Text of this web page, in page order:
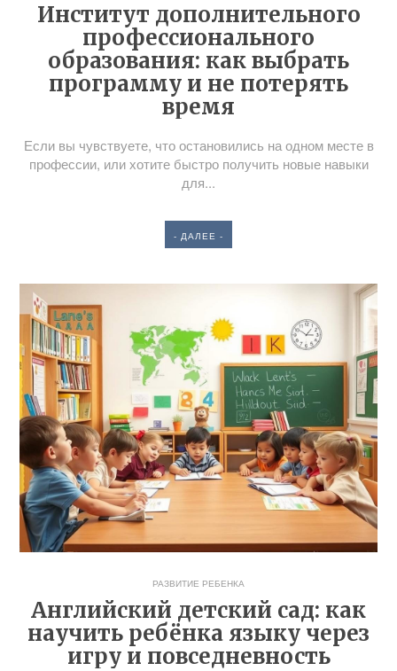
Институт дополнительного
профессионального
образования: как выбрать
программу и не потерять
время
Если вы чувствуете, что остановились на одном месте в
профессии, или хотите быстро получить новые навыки
для...
- ДАЛЕЕ -
РАЗВИТИЕ РЕБЕНКА
Английский детский сад: как
научить ребёнка языку через
игру и повседневность